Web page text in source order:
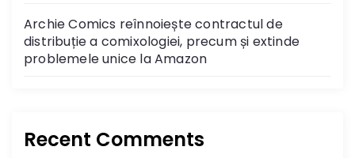
Archie Comics reînnoiește contractul de
distribuție a comixologiei, precum și extinde
problemele unice la Amazon
Recent Comments